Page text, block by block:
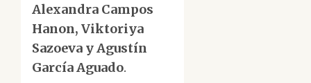
Alexandra Campos
Hanon, Viktoriya
Sazoeva y Agustín
García Aguado.